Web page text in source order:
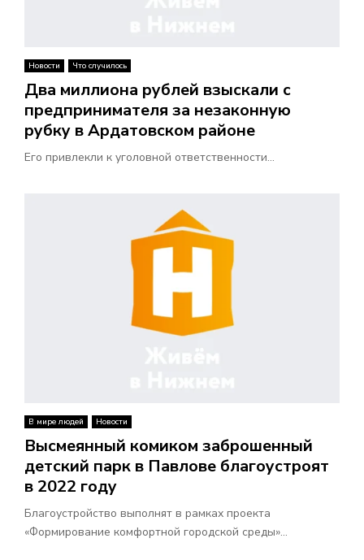
Новости Что случилось
Два миллиона рублей взыскали с
предпринимателя за незаконную
рубку в Ардатовском районе
Его привлекли к уголовной ответственности...
В мире людей Новости
Высмеянный комиком заброшенный
детский парк в Павлове благоустроят
в 2022 году
Благоустройство выполнят в рамках проекта
«Формирование комфортной городской среды»...